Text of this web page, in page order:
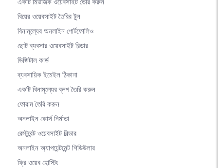
একটি মিউজিক ওয়েবসাইট তৈরি করুন
বিয়ের ওয়েবসাইট তৈরির টুল
বিনামূল্যের অনলাইন পোর্টফোলিও
ছোট ব্যবসার ওয়েবসাইট বিল্ডার
ডিজিটাল কার্ড
ব্যবসায়িক ইমেইল ঠিকানা
একটি বিনামূল্যের ব্লগ তৈরি করুন
ফোরাম তৈরি করুন
অনলাইন কোর্স নির্মাতা
রেস্টুরেন্ট ওয়েবসাইট বিল্ডার
অনলাইন অ্যাপয়েন্টমেন্ট শিডিউলার
ফ্রি ওয়েব হোস্টিং